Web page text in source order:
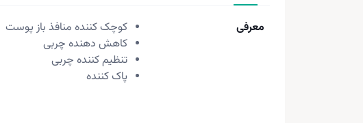
معرفی
کوچک کننده منافذ باز پوست
کاهش دهنده چربی
تنظیم کننده چربی
پاک کننده